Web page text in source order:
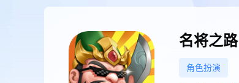
名将之路
角色扮演